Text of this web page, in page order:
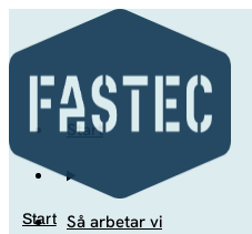
Start
Start
Så arbetar vi